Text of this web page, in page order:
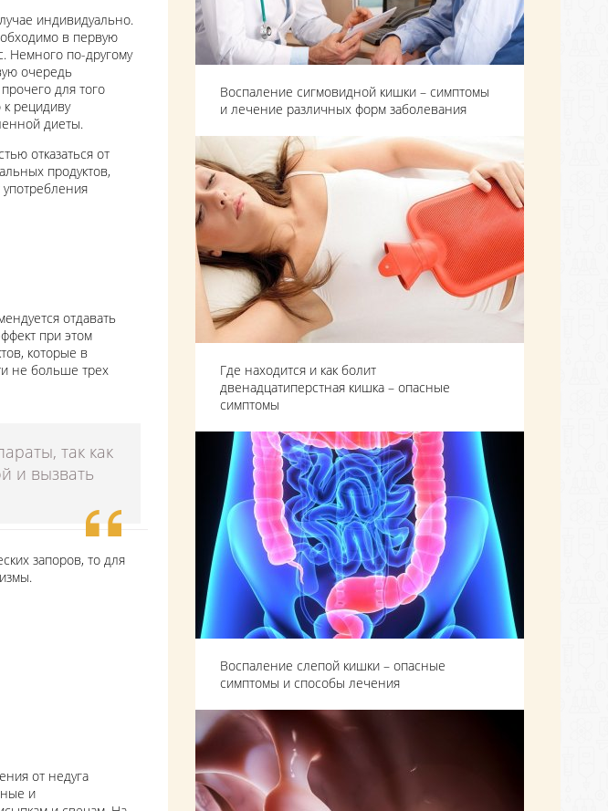
индивидуально.
в первую
Немного по-другому
очередь
для того
рецидиву
диеты.
отказаться от
продуктов,
употребления
отдавать
при этом
которые в
не больше трех
так как
и вызвать
запоров, то для
от недуга
и
Воспаление сигмовидной кишки – симптомы
и лечение различных форм заболевания
Где находится и как болит
двенадцатиперстная кишка – опасные
симптомы
Воспаление слепой кишки – опасные
симптомы и способы лечения